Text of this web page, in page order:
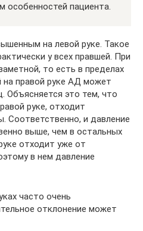
особенностей пациента.
на левой руке. Такое
у всех правшей. При
то есть в пределах
на правой руке АД может
Объясняется это тем, что
руке, отходит
Соответственно, и давление
выше, чем в остальных
отходит уже от
в нем давление
часто очень
отклонение может